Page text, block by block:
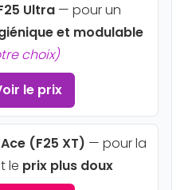
Ultra— pour un
et modulable
choix)
le prix
(F25 XT) — pour la
le prix plus doux